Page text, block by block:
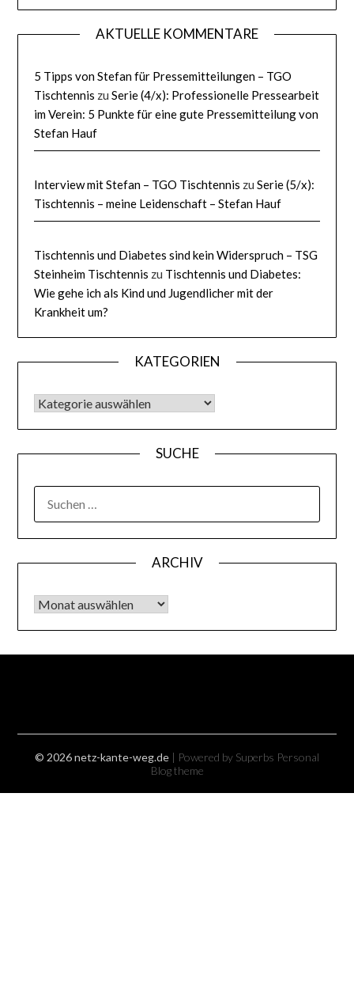
AKTUELLE KOMMENTARE
5 Tipps von Stefan für Pressemitteilungen – TGO
Tischtennis zuSerie (4/x): Professionelle Pressearbeit
im Verein: 5 Punkte für eine gute Pressemitteilung von
Stefan Hauf
Interview mit Stefan – TGO Tischtennis zuSerie (5/x):
Tischtennis – meine Leidenschaft – Stefan Hauf
Tischtennis und Diabetes sind kein Widerspruch – TSG
Steinheim Tischtennis zu Tischtennis und Diabetes:
Wie gehe ich als Kind und Jugendlicher mit der
Krankheit um?
KATEGORIEN
KATEGORIEN
SUCHE
NACH:
ARCHIV
Archiv
© 2026 netz-kante-weg.de | Powered by Superbs Personal
Blog theme